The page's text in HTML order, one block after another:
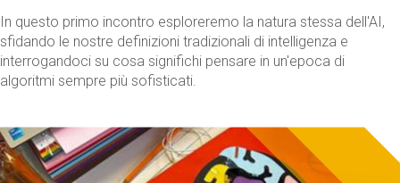
In questo primo incontro esploreremo la natura stessa dell'AI,
sfidando le nostre definizioni tradizionali di intelligenza e
interrogandoci su cosa significhi pensare in un'epoca di
algoritmi sempre più sofisticati.